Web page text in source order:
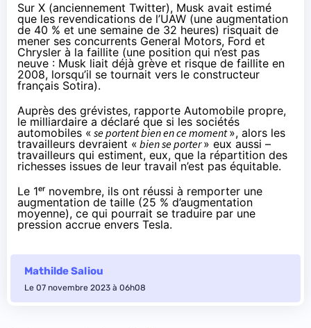
Sur X (anciennement Twitter), Musk avait estimé
que les revendications de l’UAW (une augmentation
de 40 % et une semaine de 32 heures) risquait de
mener ses concurrents General Motors, Ford et
Chrysler à la faillite (une position qui n’est pas
neuve : Musk liait déjà grève et risque de faillite en
2008, lorsqu’il se tournait vers le constructeur
français Sotira).
Auprès des grévistes, rapporte Automobile propre,
le milliardaire a déclaré que si les sociétés
automobiles « se portent bien en ce moment», alors les
travailleurs devraient « bien se porter» eux aussi –
travailleurs qui estiment, eux, que la répartition des
richesses issues de leur travail n’est pas équitable.
Le 1ᵉʳ novembre, ils ont réussi à remporter une
augmentation de taille (25 % d’augmentation
moyenne), ce qui pourrait se traduire par une
pression accrue envers Tesla.
Mathilde Saliou
Le 07 novembre 2023 à 06h08